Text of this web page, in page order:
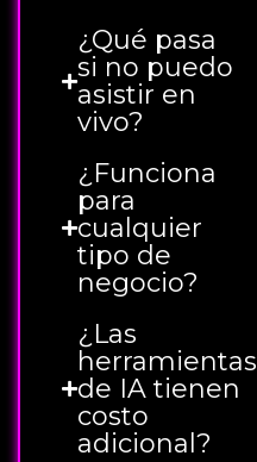
¿Qué pasa
si no puedo
asistir en
vivo?
¿Funciona
para
cualquier
tipo de
negocio?
¿Las
herramientas
de IA tienen
costo
adicional?